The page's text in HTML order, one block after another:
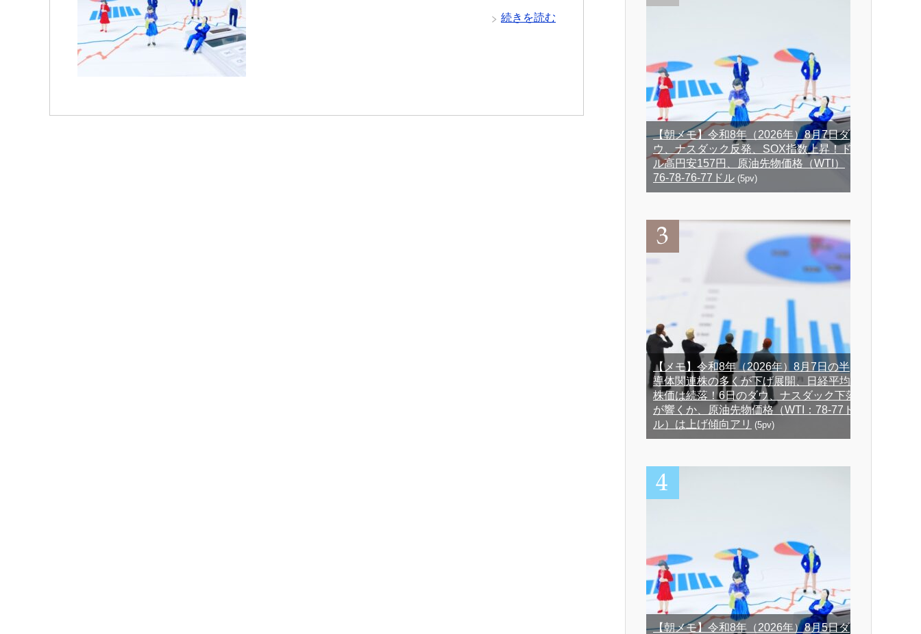
続きを読む
【朝メモ】令和8年（2026年）8月7日ダ
ウ、ナスダック反発、SOX指数上昇！ド
ル高円安157円、原油先物価格（WTI）
76-78-76-77ドル (5pv)
【メモ】令和8年（2026年）8月7日の半
導体関連株の多くが下げ展開、日経平均
株価は続落！6日のダウ、ナスダック下落
が響くか、原油先物価格（WTI：78-77ド
ル）は上げ傾向アリ (5pv)
【朝メモ】令和8年（2026年）8月5日ダ